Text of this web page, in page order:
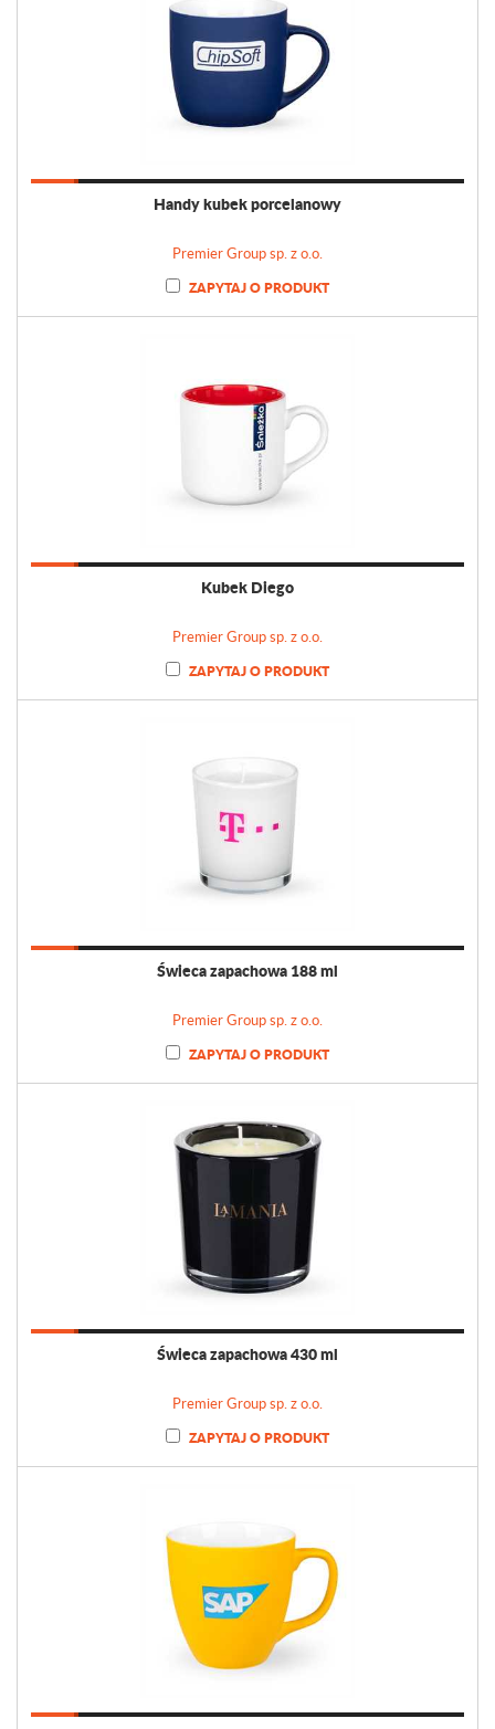
Handy kubek porcelanowy
Premier Group sp. z o.o.
ZAPYTAJ O PRODUKT
Kubek Diego
Premier Group sp. z o.o.
ZAPYTAJ O PRODUKT
Świeca zapachowa 188 ml
Premier Group sp. z o.o.
ZAPYTAJ O PRODUKT
Świeca zapachowa 430 ml
Premier Group sp. z o.o.
ZAPYTAJ O PRODUKT